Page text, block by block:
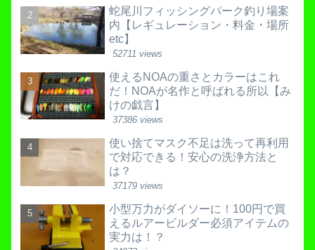
蛇尾川フィッシングパーク釣り場案
内【レギュレーション・料金・場所
etc】
52711 views
使えるNOAの重さとカラーはこれ
だ！NOAが名作と呼ばれる所以【み
けの戯言】
37386 views
使い捨てマスク不足は洗って再利用
で対応できる！安心の洗浄方法と
は？
37179 views
小型万力がダイソーに！100円で買
えるルアービルダー必須アイテムの
実力は！？